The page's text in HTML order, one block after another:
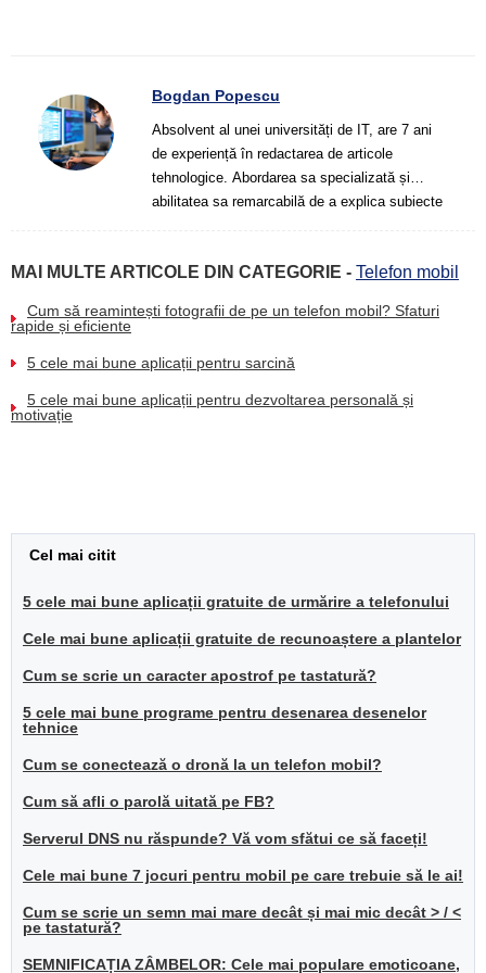
Bogdan Popescu
Absolvent al unei universități de IT, are 7 ani
de experiență în redactarea de articole
tehnologice. Abordarea sa specializată și
abilitatea sa remarcabilă de a explica subiecte
MAI MULTE ARTICOLE DIN CATEGORIE - Telefon mobil
Cum să reamintești fotografii de pe un telefon mobil? Sfaturi
rapide și eficiente
5 cele mai bune aplicații pentru sarcină
5 cele mai bune aplicații pentru dezvoltarea personală și
motivație
Cel mai citit
5 cele mai bune aplicații gratuite de urmărire a telefonului
Cele mai bune aplicații gratuite de recunoaștere a plantelor
Cum se scrie un caracter apostrof pe tastatură?
5 cele mai bune programe pentru desenarea desenelor
tehnice
Cum se conectează o dronă la un telefon mobil?
Cum să afli o parolă uitată pe FB?
Serverul DNS nu răspunde? Vă vom sfătui ce să faceți!
Cele mai bune 7 jocuri pentru mobil pe care trebuie să le ai!
Cum se scrie un semn mai mare decât și mai mic decât > / <
pe tastatură?
SEMNIFICAȚIA ZÂMBELOR: Cele mai populare emoticoane,